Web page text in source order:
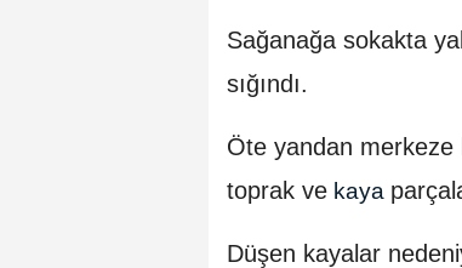
Sağanağa sokakta
sığındı.
Öte yandan merkeze
toprak ve kaya
Düşen kayalar